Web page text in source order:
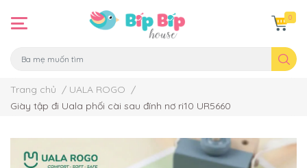
0
Trang chủ / UALA ROGO /
Giày tập đi Uala phối cài sau đính nơ ri10 UR5660